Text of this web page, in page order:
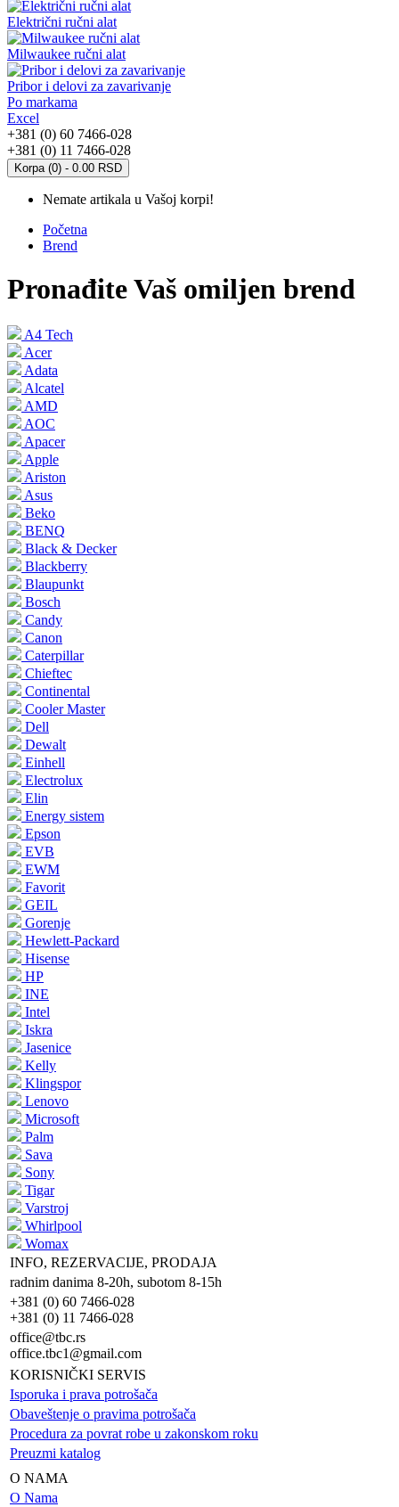
Električni ručni alat
Milwaukee ručni alat
Pribor i delovi za zavarivanje
Po markama
Excel
+381 (0) 60 7466-028
+381 (0) 11 7466-028
Korpa (0) - 0.00 RSD
Nemate artikala u Vašoj korpi!
Početna
Brend
Pronađite Vaš omiljen brend
A4 Tech
Acer
Adata
Alcatel
AMD
AOC
Apacer
Apple
Ariston
Asus
Beko
BENQ
Black & Decker
Blackberry
Blaupunkt
Bosch
Candy
Canon
Caterpillar
Chieftec
Continental
Cooler Master
Dell
Dewalt
Einhell
Electrolux
Elin
Energy sistem
Epson
EVB
EWM
Favorit
GEIL
Gorenje
Hewlett-Packard
Hisense
HP
INE
Intel
Iskra
Jasenice
Kelly
Klingspor
Lenovo
Microsoft
Palm
Sava
Sony
Tigar
Varstroj
Whirlpool
Womax
INFO, REZERVACIJE, PRODAJA
radnim danima 8-20h, subotom 8-15h
+381 (0) 60 7466-028
+381 (0) 11 7466-028
office@tbc.rs
office.tbc1@gmail.com
KORISNIČKI SERVIS
Isporuka i prava potrošača
Obaveštenje o pravima potrošača
Procedura za povrat robe u zakonskom roku
Preuzmi katalog
O NAMA
O Nama